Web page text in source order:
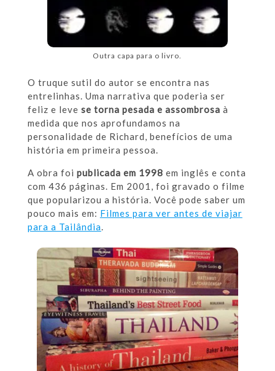
Outra capa para o livro.
O truque sutil do autor se encontra nas
entrelinhas. Uma narrativa que poderia ser
feliz e leve se torna pesada e assombrosa à
medida que nos aprofundamos na
personalidade de Richard, benefícios de uma
história em primeira pessoa.
A obra foi publicada em 1998 em inglês e conta
com 436 páginas. Em 2001, foi gravado o filme
que popularizou a história. Você pode saber um
pouco mais em: Filmes para ver antes de viajar
para a Tailândia.